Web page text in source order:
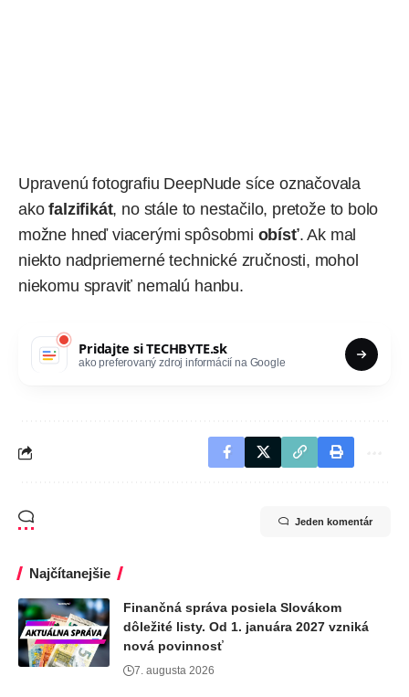
Upravenú fotografiu DeepNude síce označovala
akofalzifikát, no stále to nestačilo, pretože to bolo
možne hneď viacerými spôsobmi obísť. Ak mal
niekto nadpriemerné technické zručnosti, mohol
niekomu spraviť nemalú hanbu.
Pridajte siTECHBYTE.sk
ako preferovaný zdroj informácií na Google
Jeden komentár
Najčítanejšie
Finančná správa posiela Slovákom
dôležité listy. Od 1. januára 2027 vzniká
nová povinnosť
7. augusta 2026